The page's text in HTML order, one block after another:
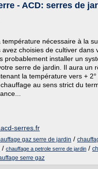
- ACD: serres de
température nécessaire à la
avez choisies de cultiver dans
probablement installer un
serre de jardin. Il aura un
la température vers + 2°
au sens strict du
serres.fr
gaz serre de jardin /
/ chauffage a petrole serre de jardin /
serre gaz